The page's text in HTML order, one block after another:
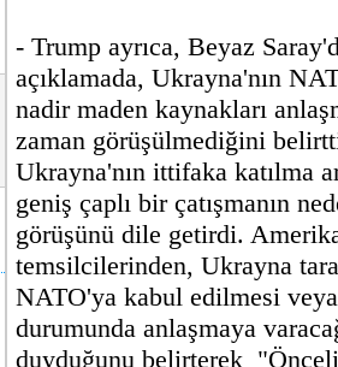
- Trump ayrıca, Beyaz
açıklamada, Ukrayna'nın
nadir maden kaynakları
zaman görüşülmediğini
Ukrayna'nın ittifaka katılma
geniş çaplı bir çatışmanın
görüşünü dile getirdi.
temsilcilerinden, Ukrayna
NATO'ya kabul edilmesi
durumunda anlaşmaya
duyduğunu belirterek